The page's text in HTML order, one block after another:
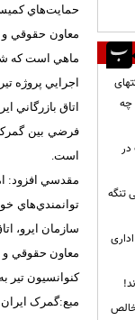
حمايت‌هاي
معاون حقوقي و
ماهي است كه
اجرايي پروژه
فرضي بين
است.
مقدسي افزود:
توانمندي‌هاي
سازمان ايرو،
معاون حقوقي و
كنوانسيون تير
مبع:گمرک ایران
چه
تنگه